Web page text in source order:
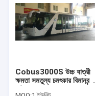
Cobus3000S উচ্চ যাত্রী
ক্ষমতা সমতুল্য চমৎকার বিমানবন্দর